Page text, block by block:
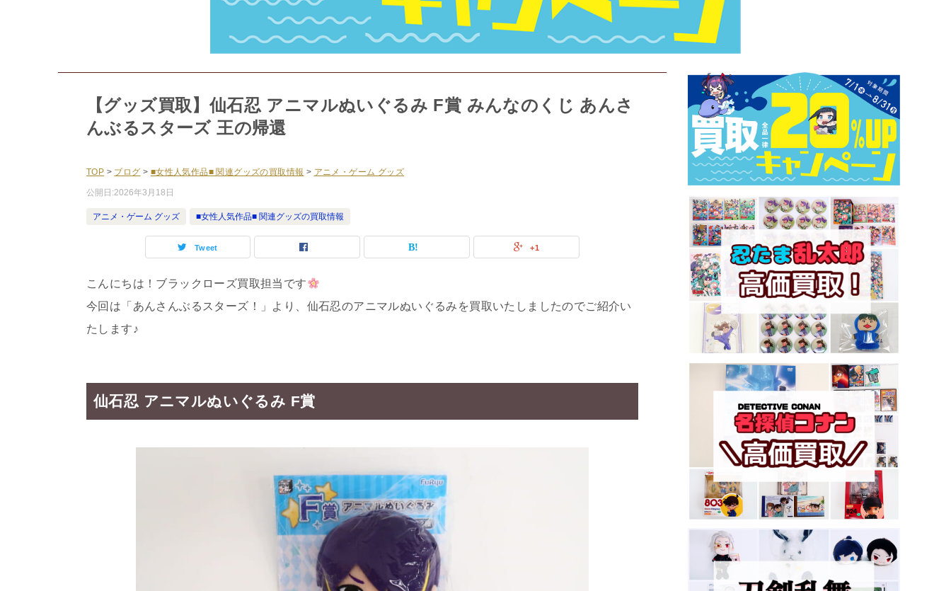
【グッズ買取】仙石忍 アニマルぬいぐるみ F賞 みんなのくじ あんさ
んぶるスターズ 王の帰還
TOP > ブログ > ■女性人気作品■ 関連グッズの買取情報 > アニメ・ゲーム グッズ
公開日:2026年3月18日
アニメ・ゲーム グッズ ■女性人気作品■ 関連グッズの買取情報
Tweet +1
こんにちは！ブラックローズ買取担当です
今回は「あんさんぶるスターズ！」より、仙石忍のアニマルぬいぐるみを買取いたしましたのでご紹介い
たします♪
仙石忍 アニマルぬいぐるみ F賞